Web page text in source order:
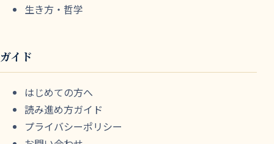
生き方・哲学
ガイド
はじめての方へ
読み進め方ガイド
プライバシーポリシー